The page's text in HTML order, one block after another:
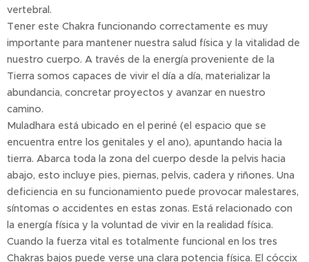
vertebral.
Tener este Chakra funcionando correctamente es muy
importante para mantener nuestra salud física y la vitalidad de
nuestro cuerpo. A través de la energía proveniente de la
Tierra somos capaces de vivir el día a día, materializar la
abundancia, concretar proyectos y avanzar en nuestro
camino.
Muladhara está ubicado en el periné (el espacio que se
encuentra entre los genitales y el ano), apuntando hacia la
tierra. Abarca toda la zona del cuerpo desde la pelvis hacia
abajo, esto incluye pies, piernas, pelvis, cadera y riñones. Una
deficiencia en su funcionamiento puede provocar malestares,
síntomas o accidentes en estas zonas. Está relacionado con
la energía física y la voluntad de vivir en la realidad física.
Cuando la fuerza vital es totalmente funcional en los tres
Chakras bajos puede verse una clara potencia física. El cóccix